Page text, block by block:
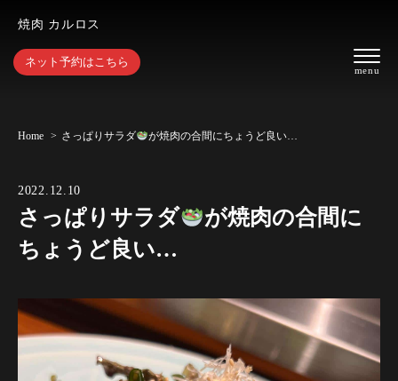
焼肉 カルロス
ネット予約はこちら
Home さっぱりサラダ が焼肉の合間にちょうど良い…
2022.12.10
さっぱりサラダ
が焼肉の合間に
ちょうど良い…